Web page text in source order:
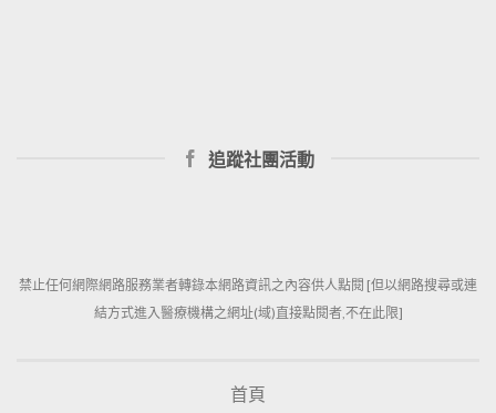
追蹤社團活動
禁止任何網際網路服務業者轉錄本網路資訊之內容供人點閱 [但以網路搜尋或連
結方式進入醫療機構之網址(域)直接點閱者,不在此限]
首頁